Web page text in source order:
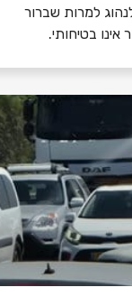
למרות שברור
בטיחותי.